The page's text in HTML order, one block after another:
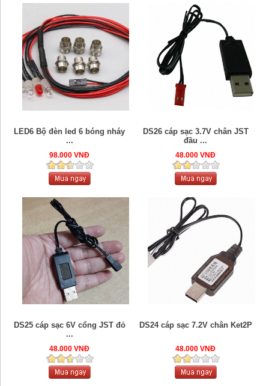
LED6 Bộ đèn led 6 bóng nháy
...
98.000 VNĐ
DS26 cáp sạc 3.7V chân JST
đầu ...
48.000 VNĐ
DS25 cáp sạc 6V cổng JST đỏ
...
48.000 VNĐ
DS24 cáp sạc 7.2V chân Ket2P
48.000 VNĐ